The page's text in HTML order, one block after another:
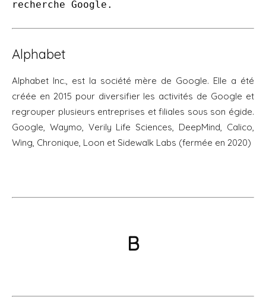
recherche Google.
Alphabet
Alphabet Inc., est la société mère de Google. Elle a été
créée en 2015 pour diversifier les activités de Google et
regrouper plusieurs entreprises et filiales sous son égide.
Google, Waymo, Verily Life Sciences, DeepMind, Calico,
Wing, Chronique, Loon et Sidewalk Labs (fermée en 2020)
B